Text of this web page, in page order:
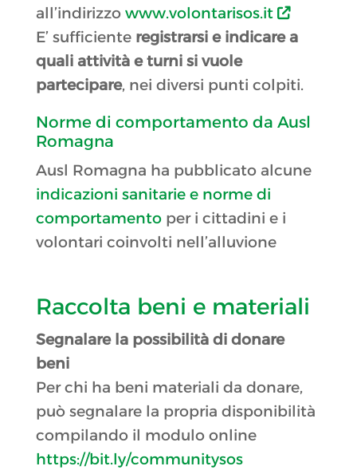
all’indirizzo www.volontarisos.it
E’ sufficiente registrarsi e indicare a
quali attività e turni si vuole
partecipare, nei diversi punti colpiti.
Norme di comportamento da Ausl
Romagna
Ausl Romagna ha pubblicato alcune
indicazioni sanitarie e norme di
comportamentoper i cittadini e i
volontari coinvolti nell’alluvione
Raccolta beni e materiali
Segnalare la possibilità di donare
beni
Per chi ha beni materiali da donare,
può segnalare la propria disponibilità
compilando il modulo online
https://bit.ly/communitysos